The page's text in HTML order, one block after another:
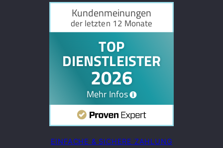
EINFACHE & SICHERE ZAHLUNG